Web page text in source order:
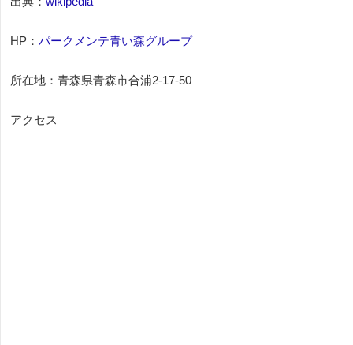
HP： パークメンテ青い森グループ
所在地：青森県青森市合浦2-17-50
アクセス